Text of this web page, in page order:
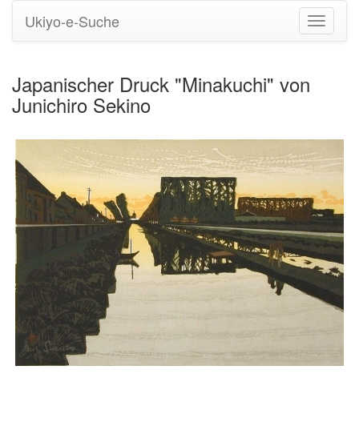
Ukiyo-e-Suche
Japanischer Druck "Minakuchi" von
Junichiro Sekino